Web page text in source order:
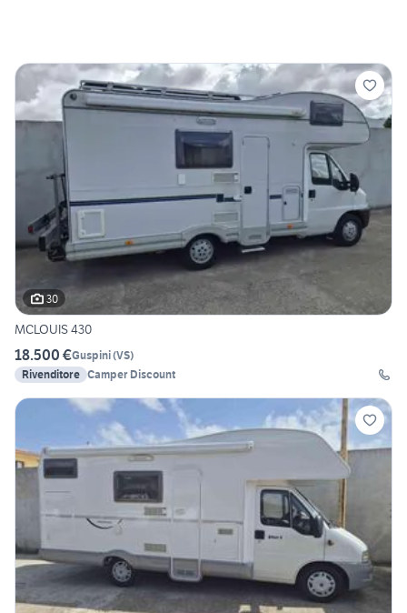
30
MCLOUIS 430
18.500 €Guspini(VS)
Rivenditore Camper Discount